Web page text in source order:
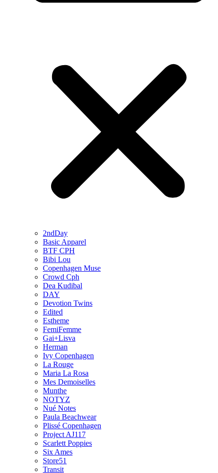
2ndDay
Basic Apparel
BTF CPH
Bibi Lou
Copenhagen Muse
Crowd Cph
Dea Kudibal
DAY
Devotion Twins
Edited
Estheme
FemiFemme
Gai+Lisva
Herman
Ivy Copenhagen
La Rouge
Maria La Rosa
Mes Demoiselles
Munthe
NOTYZ
Nué Notes
Paula Beachwear
Plissé Copenhagen
Project AJ117
Scarlett Poppies
Six Ames
Store51
Transit